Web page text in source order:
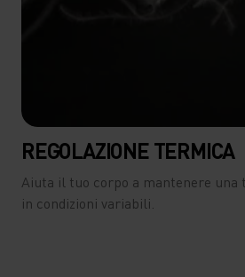
REGOLAZIONE TERMICA
Aiuta il tuo corpo a mantenere
in condizioni variabili.